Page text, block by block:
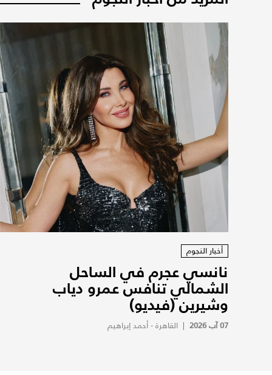
أخبار النجوم
نانسي عجرم في الساحل
الشمالي تنافس عمرو دياب
وشيرين (فيديو)
07 آب 2026 | القاهرة - أحمد إبراهيم